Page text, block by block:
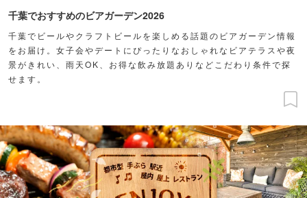
千葉でおすすめのビアガーデン2026
千葉でビールやクラフトビールを楽しめる話題のビアガーデン情報
をお届け。女子会やデートにぴったりなおしゃれなビアテラスや夜
景がきれい、雨天OK、お得な飲み放題ありなどこだわり条件で探
せます。